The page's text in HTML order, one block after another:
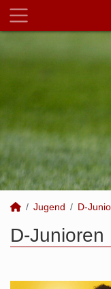
Jugend D-
D-Junioren